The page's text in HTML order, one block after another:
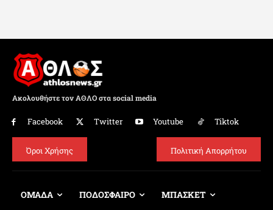
Ακολουθήστε τον ΑΘΛΟ στα social media
Facebook Twitter Youtube Tiktok
Όροι Χρήσης Πολιτική Απορρήτου
ΟΜΑΔΑ ΠΟΔΟΣΦΑΙΡΟ ΜΠΑΣΚΕΤ